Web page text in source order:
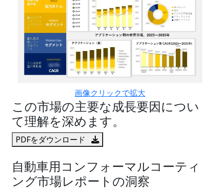
画像クリックで拡大
この市場の主要な成長要因につい
て理解を深めます。
PDFをダウンロード
自動車用コンフォーマルコーティ
ング市場レポートの洞察